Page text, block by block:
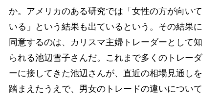
か。アメリカのある研究では「女性の方が向いて
いる」という結果も出ているという。その結果に
同意するのは、カリスマ主婦トレーダーとして知
られる池辺雪子さんだ。これまで多くのトレーダ
ーに接してきた池辺さんが、直近の相場見通しを
踏まえたうえで、男女のトレードの違いについて